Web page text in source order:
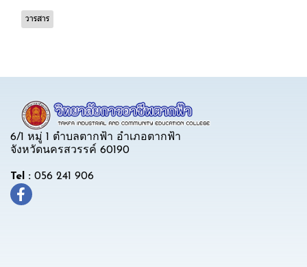
วารสาร
6/1 หมู่ 1 ตำบลตากฟ้า อำเภอตากฟ้า
จังหวัดนครสวรรค์ 60190
Tel : 056 241 906